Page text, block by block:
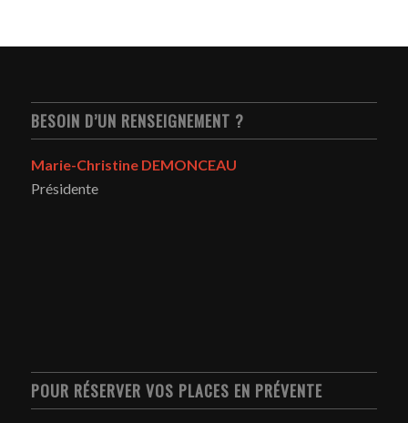
BESOIN D’UN RENSEIGNEMENT ?
Marie-Christine DEMONCEAU
Présidente
POUR RÉSERVER VOS PLACES EN PRÉVENTE